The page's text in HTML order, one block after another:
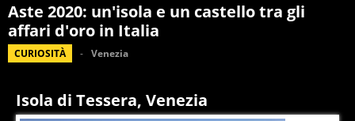
Aste 2020: un'isola e un castello tra gli
affari d'oro in Italia
CURIOSITÀ Venezia
Isola di Tessera, Venezia